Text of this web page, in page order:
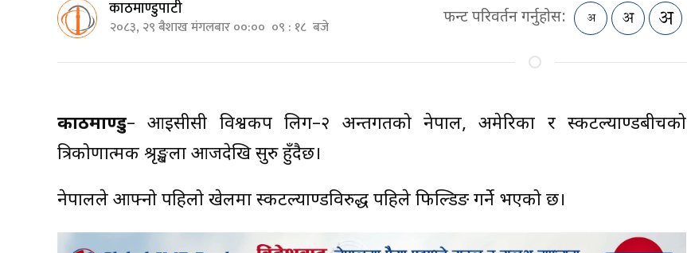
काठमाण्डुपाटी
२०८३, २९ बैशाख मंगलबार ००:०० ०९ : १८ बजे फन्ट परिवर्तन गर्नुहोस:
काठमाण्डु– आईसीसी विश्वकप लिग–२ अन्तर्गतको नेपाल, अमेरिका र स्कटल्याण्डबीचको
त्रिकोणात्मक श्रृङ्खला आजदेखि सुरु हुँदैछ।
नेपालले आफ्नो पहिलो खेलमा स्कटल्याण्डविरुद्ध पहिले फिल्डिङ गर्ने भएको छ।